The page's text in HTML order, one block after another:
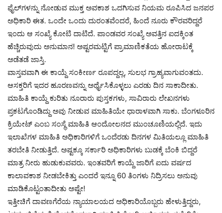
ಫೈಲ್‍ಗಳನ್ನು ನೋಡುವ ಮುಕ್ತ ಅವಕಾಶ ಒದಗಿಸುವ ನಿಯಮ ರೂಪಿಸಿದ ಜನಪರ
ಅಧಿಕಾರಿ ಈತ. ಒಂದೇ ಒಂದು ದುರಂತವೆಂದರೆ, ಹಿಂದೆ ನೂರು ಕೌರವರಿದ್ದರೆ
ಇಂದು ಆ ಸಂಖ್ಯೆ ಕೋಟಿ ದಾಟಿದೆ. ಪಾಂಡವರ ಸಂಖ್ಯೆ ಅವತ್ತಿನ ಐದಕ್ಕಿಂತ
ಹೆಚ್ಚಿರುವುದು ಅನುಮಾನ! ಅಷ್ಟರಮಟ್ಟಿಗೆ ಪ್ರಾಮಾಣಿಕತೆಯ ಹೋರಾಟಕ್ಕೆ
ಅಡೆತಡೆ ಜಾಸ್ತಿ.
ವಾಸ್ತವವಾಗಿ ಈ ಕಾಯ್ದೆ ಸಂಕೀರ್ಣ ರೂಪದ್ದಲ್ಲ, ಸುಲಭ ಗ್ರಾಹ್ಯವಾಗುವಂತದು.
ಆಸಕ್ತರಿಗೆ ಇದರ ಹೂರಣವನ್ನು ಅರ್ಥೈಸಿಕೊಳ್ಳಲು ಎರಡು ದಿನ ಸಾಕಾದೀತು.
ಮಾಹಿತಿ ಕಾಯ್ದೆ ಕುರಿತು ನೂರಾರು ಪುಸ್ತಕಗಳು, ಸಾವಿರಾರು ಲೇಖನಗಳು
ಪ್ರಕಟಗೊಂಡಿದ್ದು ಅವು ನೀಡುವ ಮಾಹಿತಿಯೇ ಧಾರಾಳವಾಗಿ ಸಾಕು. ಬೆಂಗಳೂರಿನ
ಕ್ರಿಯೇಟ್ ಎಂಬ ಸಂಸ್ಥೆ ಮಾಹಿತಿ ಆಂದೋಲನದ ಮುಂಚೂಣಿಯಲ್ಲಿದೆ. ಇದು
ಇಲಾಖೆಗಳ ಮಾಹಿತಿ ಅಧಿಕಾರಿಗಳಿಗೆ ಒಂದೆರಡು ದಿನಗಳ ಮಿತಿಯಲ್ಲೂ ಮಾಹಿತಿ
ತರಬೇತಿ ನೀಡುತ್ತಿದೆ. ಅಷ್ಟಕ್ಕೂ ಸರ್ಕಾರಿ ಅಧಿಕಾರಿಗಳು ಬುಡಕ್ಕೆ ಬೆಂಕಿ ಬಿದ್ದರೆ
ಮಾತ್ರ ನೀರು ಹುಡುಕುವವರು. ಇಂತವರಿಗೆ ಕಾಯ್ದೆ ಜಾರಿಗೆ ಐದು ವರ್ಷದ
ಕಾಲಾವಕಾಶ ನೀಡಬೇಕಿತ್ತು ಎಂದರೆ ಇನ್ನೂ 60 ತಿಂಗಳು ನಿದ್ರಿಸಲು ಅನುವು
ಮಾಡಿಕೊಟ್ಟಂತಾದೀತು ಅಷ್ಟೇ!
ಇತ್ತೀಚಿಗೆ ದಾವಣಗೆರೆಯ ನ್ಯಾಯಾಲಯದ ಅಧಿಕಾರಿಯೊಬ್ಬರು ಹೇಳುತ್ತಿದ್ದರು,